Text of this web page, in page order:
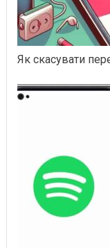
Як скасувати